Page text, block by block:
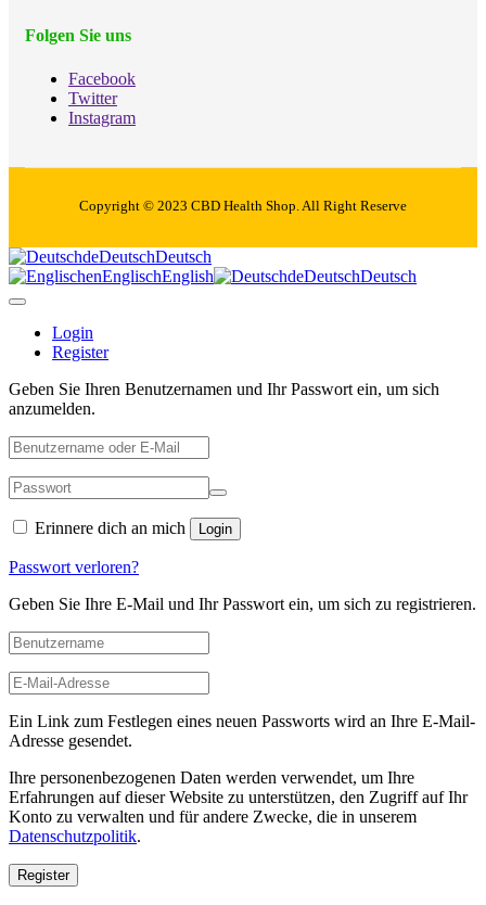
Folgen Sie uns
Facebook
Twitter
Instagram
Copyright © 2023 CBD Health Shop. All Right Reserve
deDeutschDeutsch
enEnglischEnglish deDeutschDeutsch
Login
Register
Geben Sie Ihren Benutzernamen und Ihr Passwort ein, um sich
anzumelden.
Erinnere dich an mich Login
Passwort verloren?
Geben Sie Ihre E-Mail und Ihr Passwort ein, um sich zu registrieren.
Ein Link zum Festlegen eines neuen Passworts wird an Ihre E-Mail-
Adresse gesendet.
Ihre personenbezogenen Daten werden verwendet, um Ihre
Erfahrungen auf dieser Website zu unterstützen, den Zugriff auf Ihr
Konto zu verwalten und für andere Zwecke, die in unserem
Datenschutzpolitik.
Register